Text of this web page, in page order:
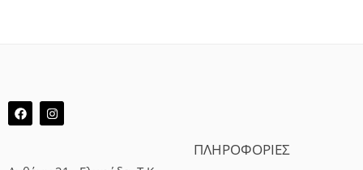
ΠΛΗΡΟΦΟΡΙΕΣ